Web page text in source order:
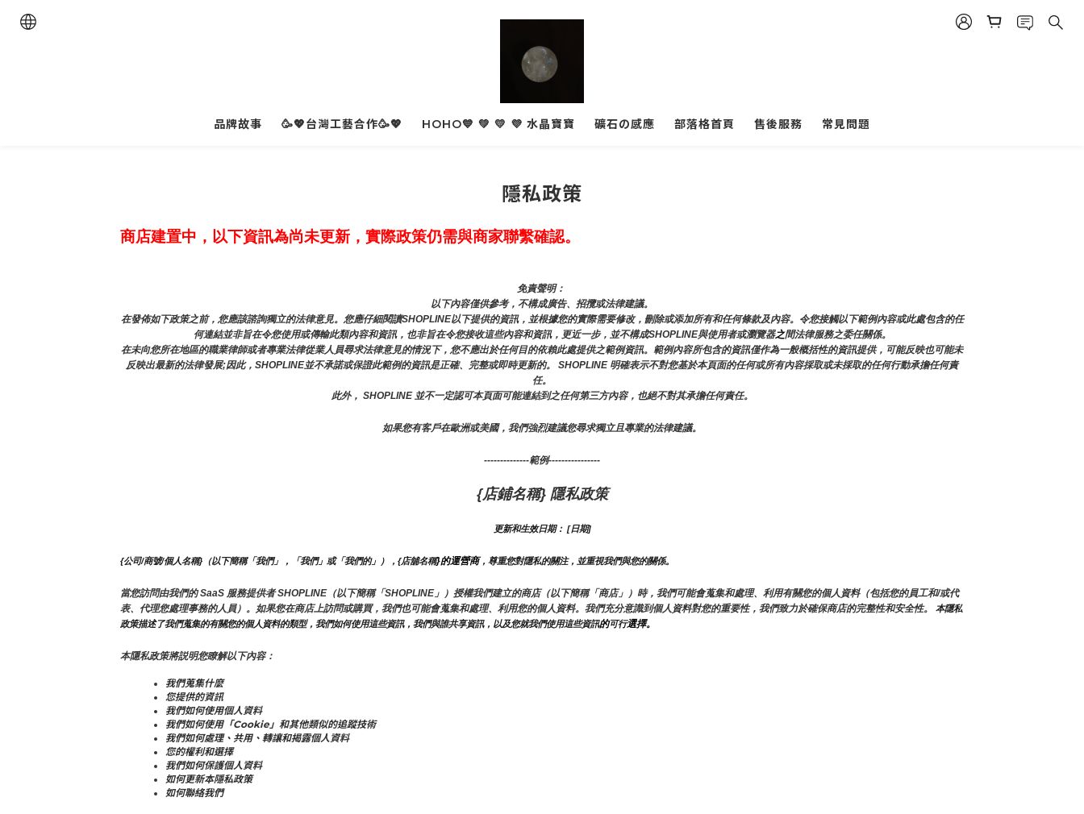
品牌故事 🥳💖台灣工藝合作🥳💖 HOHO💙 💚 💛 💜 水晶寶寶 礦石の感應 部落格首頁 售後服務 常見問題
隱私政策
商店建置中，以下資訊為尚未更新，實際政策仍需與商家聯繫確認。
免責聲明：
以下內容僅供參考，不構成廣告、招攬或法律建議。
在發佈如下政策之前，您應該諮詢獨立的法律意見。您應仔細閱讀SHOPLINE以下提供的資訊，並根據您的實際需要修改，刪除或添加所有和任何條款及內容。令您接觸以下範例內容或此處包含的任
何連結並非旨在令您使用或傳輸此類內容和資訊，也非旨在令您接收這些內容和資訊，更近一步，並不構成SHOPLINE與使用者或瀏覽器之間法律服務之委任關係。
在未向您所在地區的職業律師或者專業法律從業人員尋求法律意見的情況下，您不應出於任何目的依賴此處提供之範例資訊。範例內容所包含的資訊僅作為一般概括性的資訊提供，可能反映也可能未
反映出最新的法律發展;因此，SHOPLINE並不承諾或保證此範例的資訊是正確、完整或即時更新的。 SHOPLINE 明確表示不對您基於本頁面的任何或所有內容採取或未採取的任何行動承擔任何責
任。
此外， SHOPLINE 並不一定認可本頁面可能連結到之任何第三方內容，也絕不對其承擔任何責任。
如果您有客戶在歐洲或美國，我們強烈建議您尋求獨立且專業的法律建議。
--------------範例----------------
{店鋪名稱} 隱私政策
更新和生效日期： [日期]
{公司/商號/個人名稱}（以下簡稱「我們」，「我們」或「我們的」），{店舖名稱}的運營商，尊重您對隱私的關注，並重視我們與您的關係。
當您訪問由我們的 SaaS 服務提供者 SHOPLINE（以下簡稱「SHOPLINE」）授權我們建立的商店（以下簡稱「商店」）時，我們可能會蒐集和處理、利用有關您的個人資料（包括您的員工和/或代
表、代理您處理事務的人員）。如果您在商店上訪問或購買，我們也可能會蒐集和處理、利用您的個人資料。我們充分意識到個人資料對您的重要性，我們致力於確保商店的完整性和安全性。
本隱私
政策描述了我們蒐集的有關您的個人資料的類型，我們如何使用這些資訊，我們與誰共享資訊，以及您就我們使用這些資訊的可行選擇。
本隱私政策將説明您瞭解以下內容：
我們蒐集什麼
您提供的資訊
我們如何使用個人資料
我們如何使用「Cookie」和其他類似的追蹤技術
我們如何處理、共用、轉讓和揭露個人資料
您的權利和選擇
我們如何保護個人資料
如何更新本隱私政策
如何聯絡我們